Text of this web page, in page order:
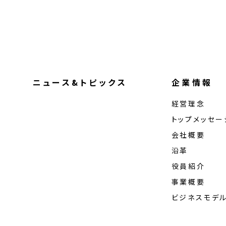
ニュース&トピックス 企業情報
経営理念
トップメッセ
会社概要
沿革
役員紹介
事業概要
ビジネスモデ